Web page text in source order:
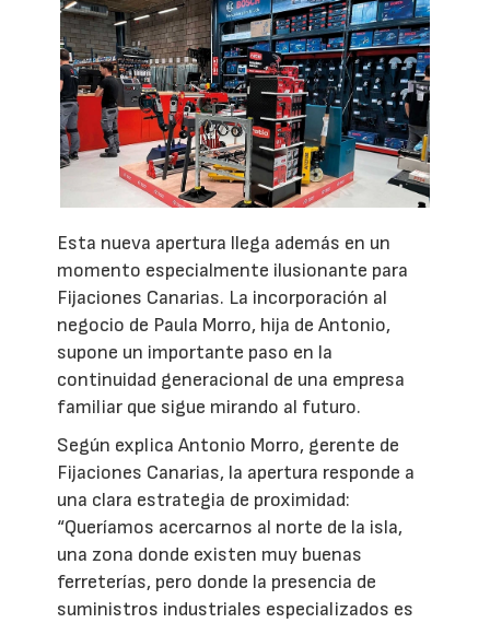
Esta nueva apertura llega además en un
momento especialmente ilusionante para
Fijaciones Canarias. La incorporación al
negocio de Paula Morro, hija de Antonio,
supone un importante paso en la
continuidad generacional de una empresa
familiar que sigue mirando al futuro.
Según explica Antonio Morro, gerente de
Fijaciones Canarias, la apertura responde a
una clara estrategia de proximidad:
“Queríamos acercarnos al norte de la isla,
una zona donde existen muy buenas
ferreterías, pero donde la presencia de
suministros industriales especializados es